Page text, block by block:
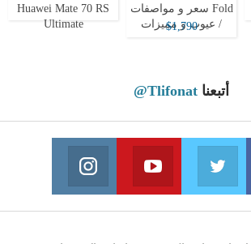
Fold سعر و مواصفات
/ عيوب و مميزات
$1,790
Huawei Mate 70 RS
Ultimate
أتبعنا @Tlifonat
Facebook
Join us on Facebook
Twitter
Join us on Twitter
Youtube
Join us on Youtube